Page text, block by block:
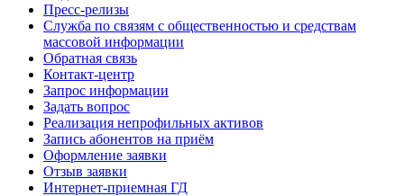
Пресс-релизы
Служба по связям с общественностью и средствам
массовой информации
Обратная связь
Контакт-центр
Запрос информации
Задать вопрос
Реализация непрофильных активов
Запись абонентов на приём
Оформление заявки
Отзыв заявки
Интернет-приемная ГД